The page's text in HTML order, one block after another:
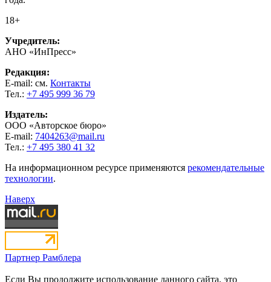
18+
Учредитель:
АНО «ИнПресс»
Редакция:
E-mail: см. Контакты
Тел.: +7 495 999 36 79
Издатель:
ООО «Авторское бюро»
E-mail: 7404263@mail.ru
Тел.: +7 495 380 41 32
На информационном ресурсе применяются рекомендательные
технологии.
Наверх
Партнер Рамблера
Если Вы продолжите использование данного сайта, это